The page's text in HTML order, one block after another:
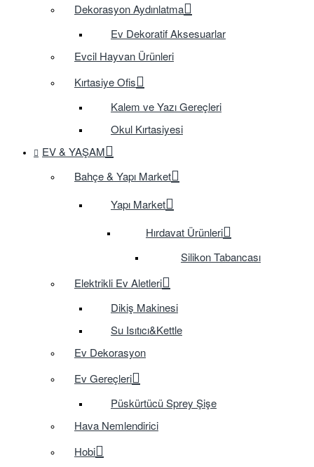
Dekorasyon Aydınlatma
Ev Dekoratif Aksesuarlar
Evcil Hayvan Ürünleri
Kırtasiye Ofis
Kalem ve Yazı Gereçleri
Okul Kırtasiyesi
EV & YAŞAM
Bahçe & Yapı Market
Yapı Market
Hırdavat Ürünleri
Silikon Tabancası
Elektrikli Ev Aletleri
Dikiş Makinesi
Su Isıtıcı&Kettle
Ev Dekorasyon
Ev Gereçleri
Püskürtücü Sprey Şişe
Hava Nemlendirici
Hobi